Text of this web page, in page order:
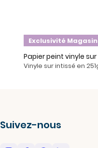
Exclusivité
Papier peint vinyle
Vinyle sur intissé en
Suivez-nous